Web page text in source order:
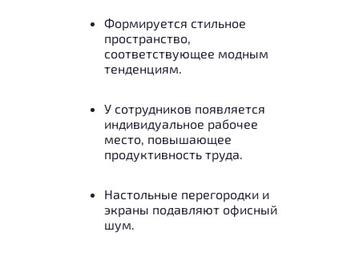
Формируется стильное
пространство,
соответствующее модным
тенденциям.
У сотрудников появляется
индивидуальное рабочее
место, повышающее
продуктивность труда.
Настольные перегородки и
экраны подавляют офисный
шум.